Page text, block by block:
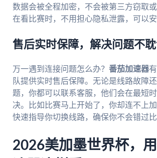
数据会被全程加密，不会被第三方窃取
在看比赛时，不用担心隐私泄露，可以安
售后实时保障，解决问题不
万一遇到连接问题怎么办？ 番茄加速器
队提供实时售后保障。无论是线路故障
题，你都可以联系客服，他们会在最短
决。比如比赛马上开始了，你却连不上
快速指导你切换线路，确保你不会错过比
2026美加墨世界杯，